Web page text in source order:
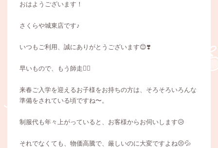
おはようございます！
さくらや城東店です♪
いつもご利用、誠にありがとうございます😊❣️
早いもので、もう師走🏃‍♀️
来春ご入学を迎えるお子様をお持ちの方は、そろそろいろんな
準備をされている頃ですね〜。
制服代も年々上がっていると、お客様からお伺いします😥
それでなくても、物価高騰で、厳しいのに大変ですよね😣💦